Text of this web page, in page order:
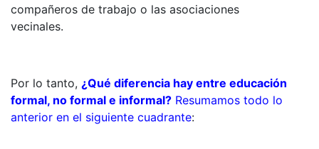
compañeros de trabajo o las asociaciones
vecinales.
Por lo tanto, ¿Qué diferencia hay entre educación
formal, no formal e informal? Resumamos todo lo
anterior en el siguiente cuadrante: